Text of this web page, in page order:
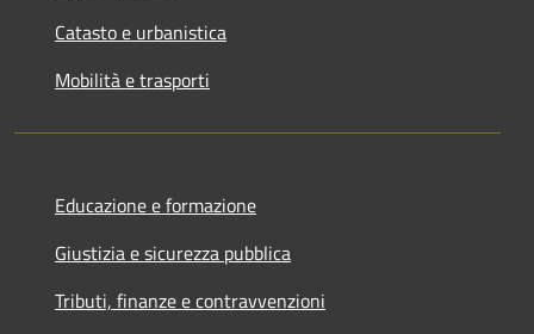
Catasto e urbanistica
Mobilità e trasporti
Educazione e formazione
Giustizia e sicurezza pubblica
Tributi, finanze e contravvenzioni